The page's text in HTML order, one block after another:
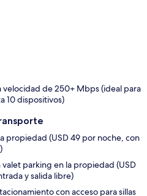
de 250+ Mbps (ideal para
10 dispositivos)
propiedad (USD 49 por noche, con
parking en la propiedad (USD
y salida libre)
con acceso para sillas